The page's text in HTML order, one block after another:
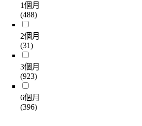
1個月
(488)
2個月
(31)
3個月
(923)
6個月
(396)